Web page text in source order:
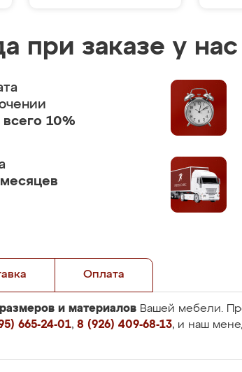
при заказе у нас
всего 10%
Оплата
размеров и материалов Вашей мебели.
665-24-01, 8 (926) 409-68-13, и наш